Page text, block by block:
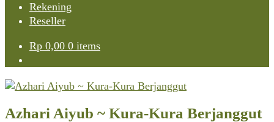
Rekening
Reseller
Rp 0,00 0 items
Azhari Aiyub ~ Kura-Kura Berjanggut